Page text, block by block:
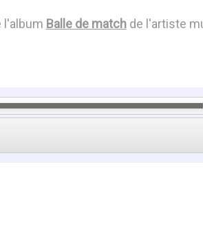
l'album Balle de matchde l'artiste